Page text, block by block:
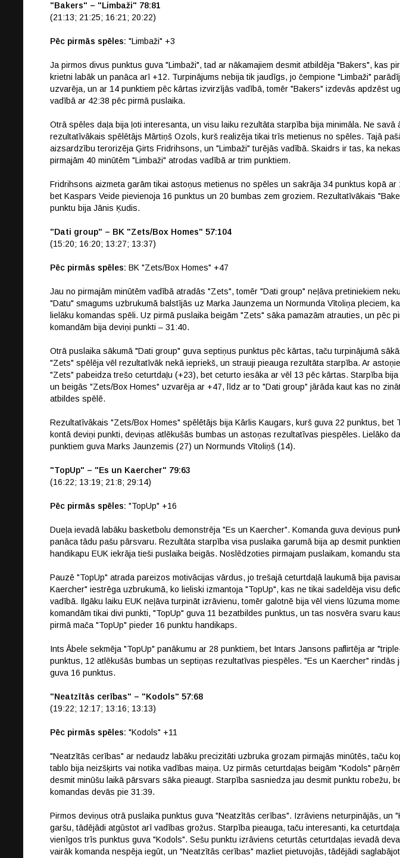
"Bakers" – "Limbaži" 78:81
(21:13; 21:25; 16:21; 20:22)
Pēc pirmās spēles: "Limbaži" +3
Ja pirmos divus punktus guva "Limbaži", tad ar nākamajiem desmit atbildēja "Bakers", kas
krietni labāk un panāca arī +12. Turpinājums nebija tik jaudīgs, jo čempione "Limbaži"
uzvarēja, un ar 14 punktiem pēc kārtas izvirzījās vadībā, tomēr "Bakers" izdevās apdzēst
vadībā ar 42:38 pēc pirmā puslaika.
Otrā spēles daļa bija ļoti interesanta, un visu laiku rezultāta starpība bija minimāla. Ne savā
rezultatīvākais spēlētājs Mārtiņš Ozols, kurš realizēja tikai trīs metienus no spēles. Tajā
aizsardzību terorizēja Ģirts Fridrihsons, un "Limbaži" turējās vadībā. Skaidrs ir tas, ka
pirmajām 40 minūtēm "Limbaži" atrodas vadībā ar trim punktiem.
Fridrihsons aizmeta garām tikai astoņus metienus no spēles un sakrāja 34 punktus kopā ar
bet Kaspars Veide pievienoja 16 punktus un 20 bumbas zem groziem. Rezultatīvākais
punktu bija Jānis Ķudis.
"Dati group" – BK "Zets/Box Homes" 57:104
(15:20; 16:20; 13:27; 13:37)
Pēc pirmās spēles: BK "Zets/Box Homes" +47
Jau no pirmajām minūtēm vadībā atradās "Zets", tomēr "Dati group" neļāva pretiniekiem
"Datu" smagums uzbrukumā balstījās uz Marka Jaunzema un Normunda Vītoliņa pleciem,
lielāku komandas spēli. Uz pirmā puslaika beigām "Zets" sāka pamazām atrauties, un pēc
komandām bija deviņi punkti – 31:40.
Otrā puslaika sākumā "Dati group" guva septiņus punktus pēc kārtas, taču turpinājumā
"Zets" spēlēja vēl rezultatīvāk nekā iepriekš, un strauji pieauga rezultāta starpība. Ar
"Zets" pabeidza trešo ceturtdaļu (+23), bet ceturto iesāka ar vēl 13 pēc kārtas. Starpība
un beigās "Zets/Box Homes" uzvarēja ar +47, līdz ar to "Dati group" jārāda kaut kas no
atbildes spēlē.
Rezultatīvākais "Zets/Box Homes" spēlētājs bija Kārlis Kaugars, kurš guva 22 punktus, bet
kontā deviņi punkti, deviņas atlēkušās bumbas un astoņas rezultatīvas piespēles. Lielāko
punktiem guva Marks Jaunzemis (27) un Normunds Vītoliņš (14).
"TopUp" – "Es un Kaercher" 79:63
(16:22; 13:19; 21:8; 29:14)
Pēc pirmās spēles: "TopUp" +16
Dueļa ievadā labāku basketbolu demonstrēja "Es un Kaercher". Komanda guva deviņus
panāca tādu pašu pārsvaru. Rezultāta starpība visa puslaika garumā bija ap desmit
handikapu EUK iekrāja tieši puslaika beigās. Noslēdzoties pirmajam puslaikam, komandu
Pauzē "TopUp" atrada pareizos motivācijas vārdus, jo trešajā ceturtdaļā laukumā bija
Kaercher" iestrēga uzbrukumā, ko lieliski izmantoja "TopUp", kas ne tikai sadeldēja visu
vadībā. Ilgāku laiku EUK neļāva turpināt izrāvienu, tomēr galotnē bija vēl viens lūzuma
komandām tikai divi punkti, "TopUp" guva 11 bezatbildes punktus, un tas nosvēra svaru
pirmā mača "TopUp" pieder 16 punktu handikaps.
Ints Ābele sekmēja "TopUp" panākumu ar 28 punktiem, bet Intars Jansons paflirtēja ar
punktus, 12 atlēkušās bumbas un septiņas rezultatīvas piespēles. "Es un Kaercher" rindās
guva 16 punktus.
"Neatzītās cerības" – "Kodols" 57:68
(19:22; 12:17; 13:16; 13:13)
Pēc pirmās spēles: "Kodols" +11
"Neatzītās cerības" ar nedaudz labāku precizitāti uzbruka grozam pirmajās minūtēs, taču
tablo bija neizšķirts vai notika vadības maiņa. Uz pirmās ceturtdaļas beigām "Kodols"
desmit minūšu laikā pārsvars sāka pieaugt. Starpība sasniedza jau desmit punktu robežu,
komandas devās pie 31:39.
Pirmos deviņus otrā puslaika punktus guva "Neatzītās cerības". Izrāviens neturpinājās, un
garšu, tādējādi atgūstot arī vadības grožus. Starpība pieauga, taču interesanti, ka
vienīgos trīs punktus guva "Kodols". Sešu punktu izrāviens ceturtās ceturtdaļas ievadā deva
vairāk komanda nespēja iegūt, un "Neatzītās cerības" mazliet pietuvojās, tādējādi